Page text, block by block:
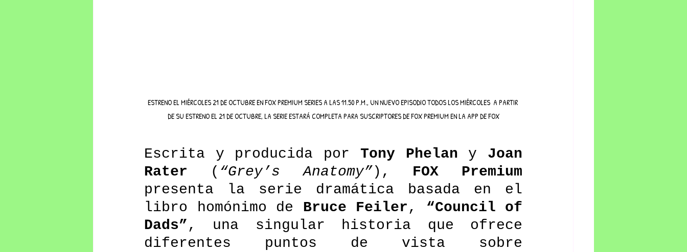
ESTRENO EL MIÉRCOLES 21 DE OCTUBRE EN FOX PREMIUM SERIES A LAS 11.50 P.M., UN NUEVO EPISODIO TODOS LOS MIÉRCOLES  A PARTIR
DE SU ESTRENO EL 21 DE OCTUBRE, LA SERIE ESTARÁ COMPLETA PARA SUSCRIPTORES DE FOX PREMIUM EN LA APP DE FOX
Escrita y producida por Tony Phelan y Joan
Rater ( “Grey’s Anatomy”), FOX Premium
presenta la serie dramática basada en el
libro homónimo de Bruce Feiler, “Council of
Dads”, una singular historia que ofrece
diferentes puntos de vista sobre